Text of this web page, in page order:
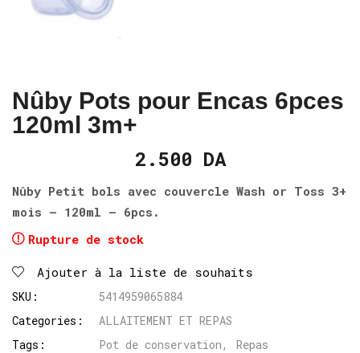
Nûby Pots pour Encas 6pces
120ml 3m+
2.500 DA
Nûby Petit bols avec couvercle Wash or Toss 3+
mois – 120ml – 6pcs.
Rupture de stock
Ajouter à la liste de souhaits
SKU:
5414959065884
Categories:
ALLAITEMENT ET REPAS
Tags:
Pot de conservation, Repas